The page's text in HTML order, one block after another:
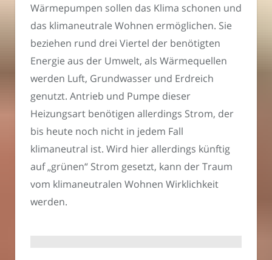
Wärmepumpen sollen das Klima schonen und
das klimaneutrale Wohnen ermöglichen. Sie
beziehen rund drei Viertel der benötigten
Energie aus der Umwelt, als Wärmequellen
werden Luft, Grundwasser und Erdreich
genutzt. Antrieb und Pumpe dieser
Heizungsart benötigen allerdings Strom, der
bis heute noch nicht in jedem Fall
klimaneutral ist. Wird hier allerdings künftig
auf „grünen“ Strom gesetzt, kann der Traum
vom klimaneutralen Wohnen Wirklichkeit
werden.